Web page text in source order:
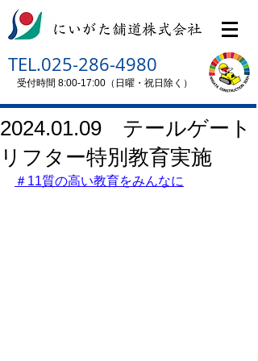
受付時間 8:00-17:00（日曜・祝日除く）
TEL.025-286-4980
2024.01.09 テールゲート
リフター特別教育実施
＃11質の高い教育をみんなに